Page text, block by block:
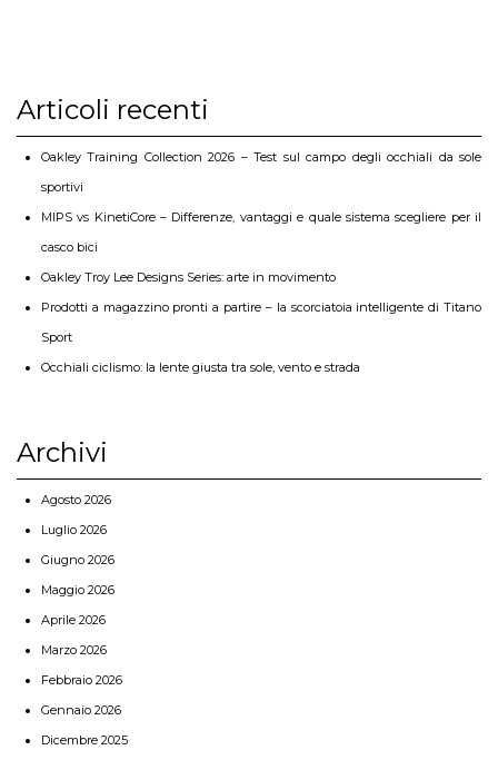
Articoli recenti
Oakley Training Collection 2026 – Test sul campo degli occhiali da sole
sportivi
MIPS vs KinetiCore – Differenze, vantaggi e quale sistema scegliere per il
casco bici
Oakley Troy Lee Designs Series: arte in movimento
Prodotti a magazzino pronti a partire – la scorciatoia intelligente di Titano
Sport
Occhiali ciclismo: la lente giusta tra sole, vento e strada
Archivi
Agosto 2026
Luglio 2026
Giugno 2026
Maggio 2026
Aprile 2026
Marzo 2026
Febbraio 2026
Gennaio 2026
Dicembre 2025